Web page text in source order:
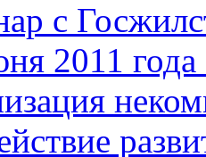
с
2011